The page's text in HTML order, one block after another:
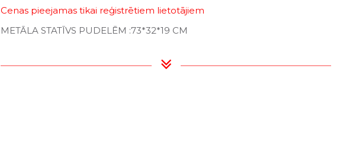
Cenas pieejamas tikai reģistrētiem lietotājiem
METĀLA STATĪVS PUDELĒM :73*32*19 CM